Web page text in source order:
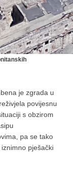
je zgrada u
povijesnu
s obzirom
pa se tako
pješački